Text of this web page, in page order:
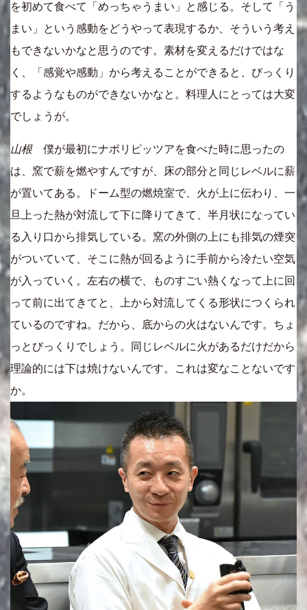
を初めて食べて「めっちゃうまい」と感じる。そして「う
まい」という感動をどうやって表現するか、そういう考え
もできないかなと思うのです。素材を変えるだけではな
く、「感覚や感動」から考えることができると、びっくり
するようなものができないかなと。料理人にとっては大変
でしょうが。
山根僕が最初にナポリピッツアを食べた時に思ったの
は、窯で薪を燃やすんですが、床の部分と同じレベルに薪
が置いてある。ドーム型の燃焼室で、火が上に伝わり、一
旦上った熱が対流して下に降りてきて、半月状になってい
る入り口から排気している。窯の外側の上にも排気の煙突
がついていて、そこに熱が回るように手前から冷たい空気
が入っていく。左右の横で、ものすごい熱くなって上に回
って前に出てきてと、上から対流してくる形状につくられ
ているのですね。だから、底からの火はないんです。ちょ
っとびっくりでしょう。同じレベルに火があるだけだから
理論的には下は焼けないんです。これは変なことないです
か。